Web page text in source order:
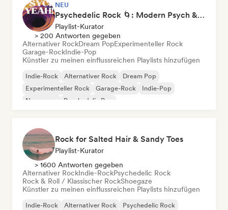
NEU
Psychedelic Rock 🌀: Modern Psych & Turkish Vibes
Playlist-Kurator
> 200 Antworten gegeben
Alternativer RockDream PopExperimenteller Rock
Garage-RockIndie-Pop
Künstler zu meinen einflussreichen Playlists hinzufügen
Indie-Rock Alternativer Rock
Dream Pop
Experimenteller Rock
Garage-Rock
Indie-Pop
New wave
Psychedelic Pop
Rock for Salted Hair & Sandy Toes
Playlist-Kurator
> 1600 Antworten gegeben
Alternativer RockIndie-RockPsychedelic Rock
Rock & Roll / Klassischer RockShoegaze
Künstler zu meinen einflussreichen Playlists hinzufügen
Indie-Rock Alternativer Rock
Psychedelic Rock